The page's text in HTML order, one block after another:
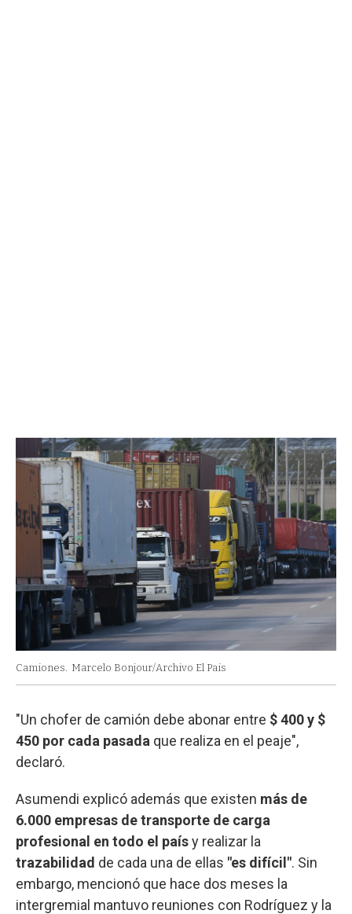
Camiones. Marcelo Bonjour/Archivo El Pais
"Un chofer de camión debe abonar entre $ 400 y $
450 por cada pasada que realiza en el peaje",
declaró.
Asumendi explicó además que existen más de
6.000 empresas de transporte de carga
profesional en todo el paísy realizar la
trazabilidad de cada una de ellas "es difícil". Sin
embargo, mencionó que hace dos meses la
intergremial mantuvo reuniones con Rodríguez y la